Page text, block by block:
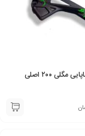
مگلی ۲۰۰ اصلی